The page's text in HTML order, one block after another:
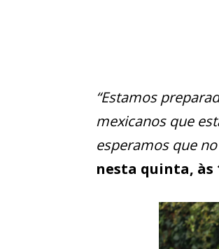
“Estamos
mexicanos que
esperamos que
nesta quinta, às